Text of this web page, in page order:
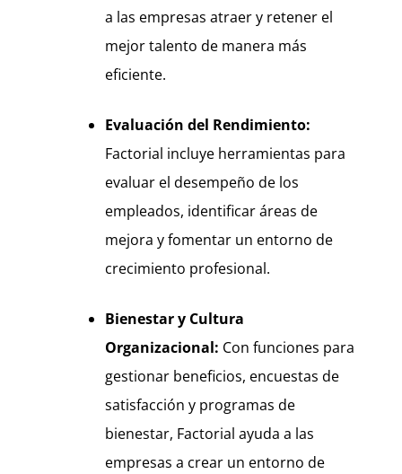
a las empresas atraer y retener el
mejor talento de manera más
eficiente.
Evaluación del Rendimiento:
Factorial incluye herramientas para
evaluar el desempeño de los
empleados, identificar áreas de
mejora y fomentar un entorno de
crecimiento profesional.
Bienestar y Cultura
Organizacional: Con funciones para
gestionar beneficios, encuestas de
satisfacción y programas de
bienestar, Factorial ayuda a las
empresas a crear un entorno de